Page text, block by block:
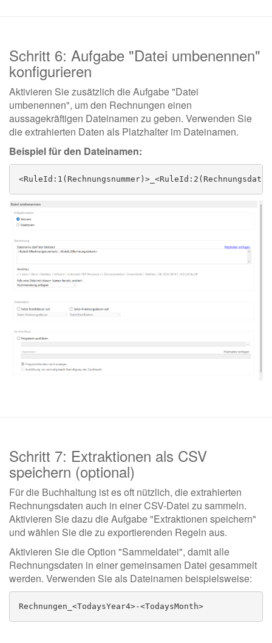
Schritt 6: Aufgabe "Datei umbenennen"
konfigurieren
Aktivieren Sie zusätzlich die Aufgabe "Datei
umbenennen", um den Rechnungen einen
aussagekräftigen Dateinamen zu geben. Verwenden Sie
die extrahierten Daten als Platzhalter im Dateinamen.
Beispiel für den Dateinamen:
Schritt 7: Extraktionen als CSV
speichern (optional)
Für die Buchhaltung ist es oft nützlich, die extrahierten
Rechnungsdaten auch in einer CSV-Datei zu sammeln.
Aktivieren Sie dazu die Aufgabe "Extraktionen speichern"
und wählen Sie die zu exportierenden Regeln aus.
Aktivieren Sie die Option "Sammeldatei", damit alle
Rechnungsdaten in einer gemeinsamen Datei gesammelt
werden. Verwenden Sie als Dateinamen beispielsweise:
Rechnungen_<TodaysYear4>-<TodaysMonth>